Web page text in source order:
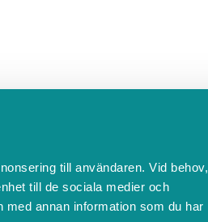
till användaren. Vid behov,
till de sociala medier och
annan information som du har